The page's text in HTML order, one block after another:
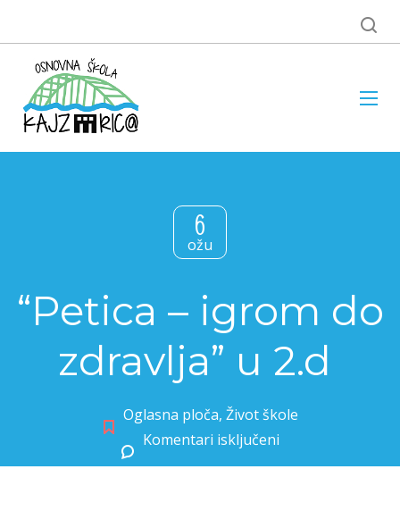
6
ožu
“Petica – igrom do
zdravlja” u 2.d
Oglasna ploča, Život škole
Komentari isključeni